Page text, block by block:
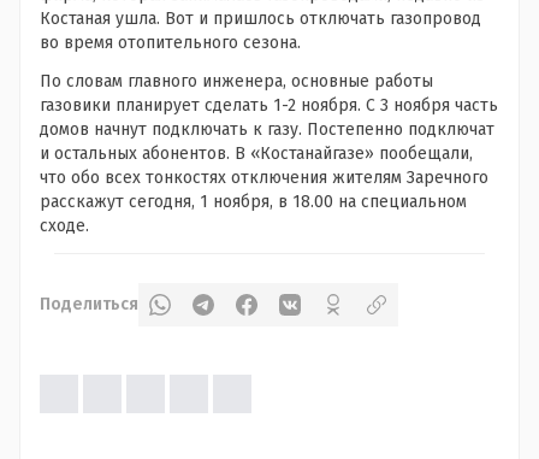
Костаная ушла. Вот и пришлось отключать газопровод
во время отопительного сезона.
По словам главного инженера, основные работы
газовики планирует сделать 1-2 ноября. С 3 ноября часть
домов начнут подключать к газу. Постепенно подключат
и остальных абонентов. В «Костанайгазе» пообещали,
что обо всех тонкостях отключения жителям Заречного
расскажут сегодня, 1 ноября, в 18.00 на специальном
сходе.
Поделиться